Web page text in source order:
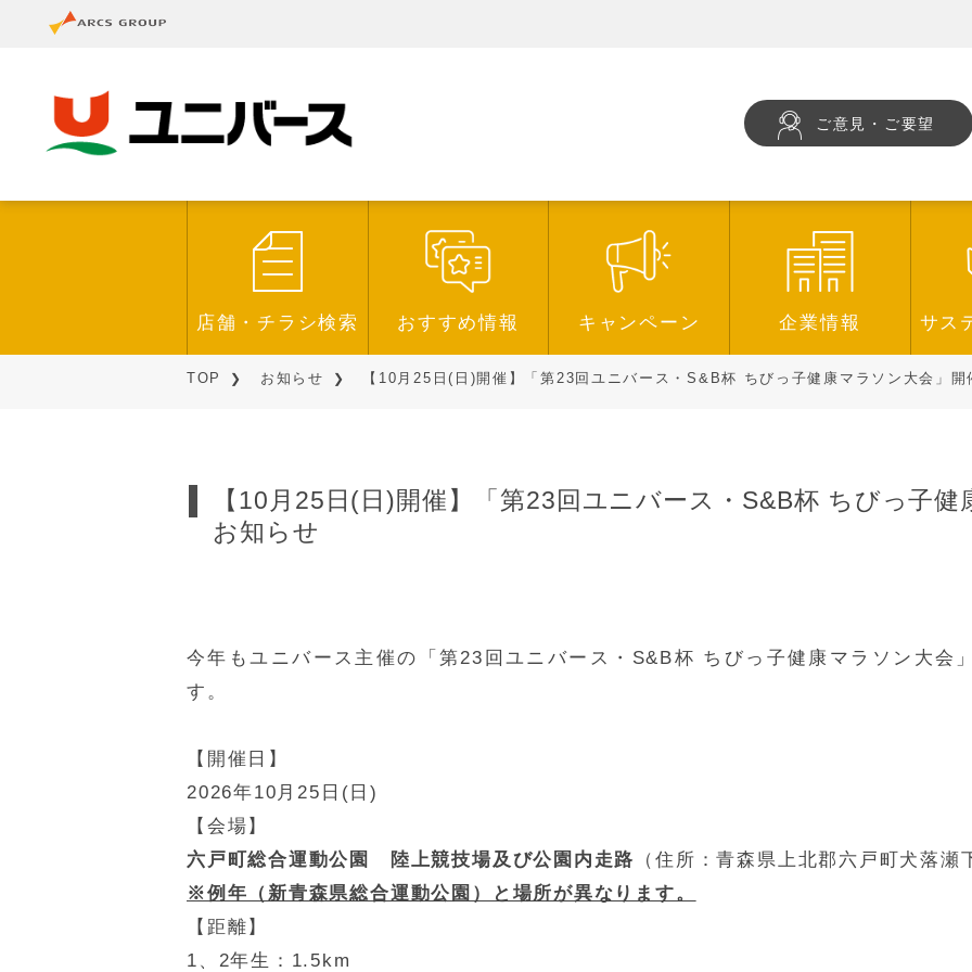
ご意見・ご要望
店舗・チラシ検索 おすすめ情報 キャンペーン 企業情報 サス
TOP お知らせ 【10月25日(日)開催】「第23回ユニバース・S&B杯 ちびっ子健康マラソン大会」開
【10月25日(日)開催】「第23回ユニバース・S&B杯 ちびっ子
お知らせ
今年もユニバース主催の「第23回ユニバース・S&B杯 ちびっ子健康マラソン大会
す。
【開催日】
2026年10月25日(日)
【会場】
六戸町総合運動公園 陸上競技場及び公園内走路
（住所：青森県上北郡六戸町犬落
※例年（新青森県総合運動公園）と場所が異なります。
【距離】
1、2年生：1.5km